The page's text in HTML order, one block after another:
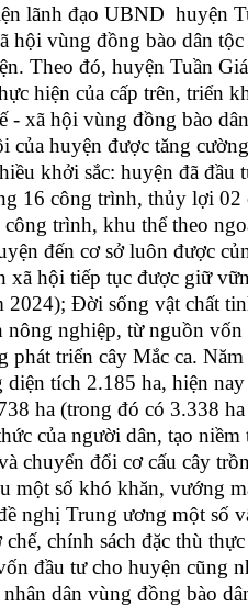
lãnh đạo UBND huyện
hội vùng đồng bào dân
Theo đó, huyện Tuần
hiện của cấp trên, triển
- xã hội vùng đồng bào
của huyện được tăng
khởi sắc: huyện đã
16 công trình, thủy lợi
trình, khu thể theo
đến cơ sở luôn được
xã hội tiếp tục được giữ
Đời sống vật chất
nông nghiệp, từ nguồn
phát triển cây Mắc ca.
diện tích 2.185 ha, hiện
ha (trong đó có 3.338
của người dân, tạo
chuyển đổi cơ cấu cây
một số khó khăn, vướng
nghị Trung ương một số
chính sách đặc thù
đầu tư cho huyện cũng
dân vùng đồng bào